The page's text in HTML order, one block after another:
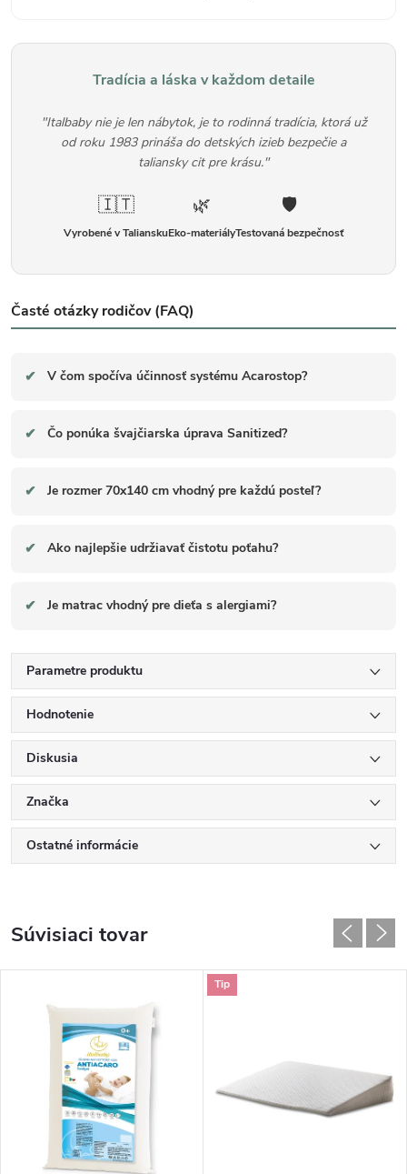
Tradícia a láska v každom detaile
"Italbaby nie je len nábytok, je to rodinná tradícia, ktorá už
od roku 1983 prináša do detských izieb bezpečie a
taliansky cit pre krásu."
🇮🇹
Vyrobené v Taliansku
🌿
Eko-materiály
🛡️
Testovaná bezpečnosť
Časté otázky rodičov (FAQ)
✔ V čom spočíva účinnosť systému Acarostop?
✔ Čo ponúka švajčiarska úprava Sanitized?
✔ Je rozmer 70x140 cm vhodný pre každú posteľ?
✔ Ako najlepšie udržiavať čistotu poťahu?
✔ Je matrac vhodný pre dieťa s alergiami?
Parametre produktu
Hodnotenie
Diskusia
Značka
Ostatné informácie
Súvisiaci tovar
Tip